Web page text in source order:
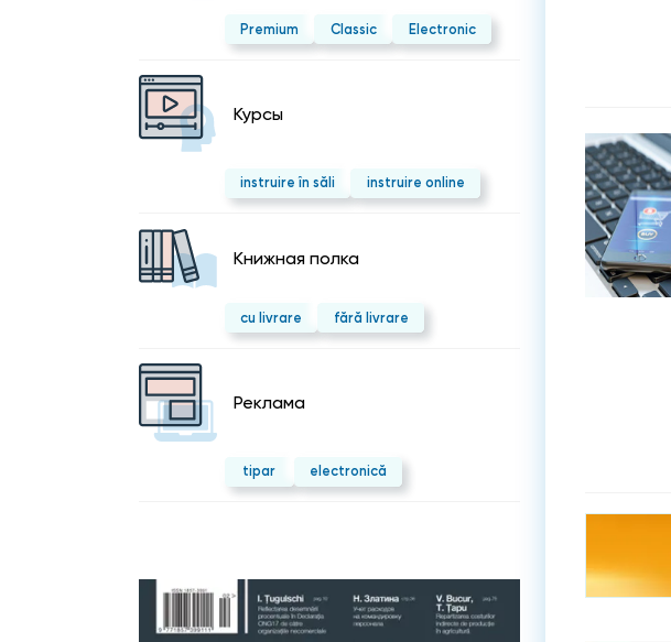
Premium Classic Electronic
Курсы
instruire în săli instruire online
Kнижная полка
cu livrare fără livrare
Реклама
tipar electronică